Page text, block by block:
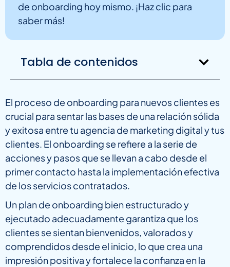
de onboarding hoy mismo. ¡Haz clic para
saber más!
Tabla de contenidos
El proceso de onboarding para nuevos clientes es
crucial para sentar las bases de una relación sólida
y exitosa entre tu agencia de marketing digital y tus
clientes. El onboarding se refiere a la serie de
acciones y pasos que se llevan a cabo desde el
primer contacto hasta la implementación efectiva
de los servicios contratados.
Un plan de onboarding bien estructurado y
ejecutado adecuadamente garantiza que los
clientes se sientan bienvenidos, valorados y
comprendidos desde el inicio, lo que crea una
impresión positiva y fortalece la confianza en la